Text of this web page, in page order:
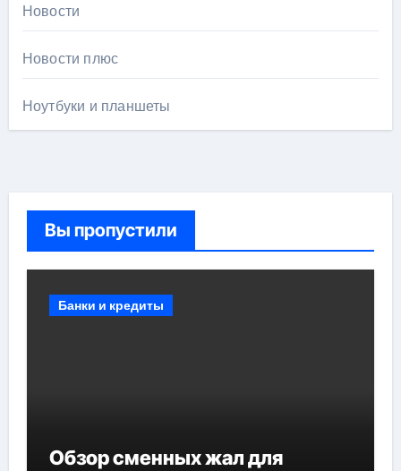
Новости
Новости плюс
Ноутбуки и планшеты
Вы пропустили
Банки и кредиты
Обзор сменных жал для